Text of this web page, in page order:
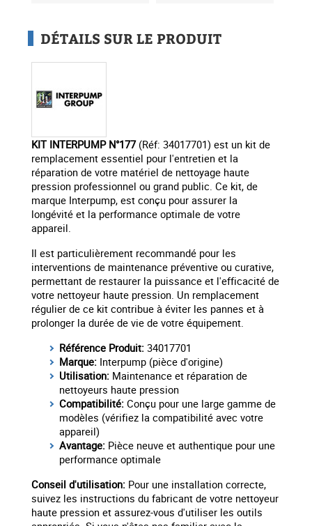
DÉTAILS SUR LE PRODUIT
KIT INTERPUMP N°177(Réf: 34017701) est un kit de
remplacement essentiel pour l'entretien et la
réparation de votre matériel de nettoyage haute
pression professionnel ou grand public. Ce kit, de
marque Interpump, est conçu pour assurer la
longévité et la performance optimale de votre
appareil.
Il est particulièrement recommandé pour les
interventions de maintenance préventive ou curative,
permettant de restaurer la puissance et l'efficacité de
votre nettoyeur haute pression. Un remplacement
régulier de ce kit contribue à éviter les pannes et à
prolonger la durée de vie de votre équipement.
Référence Produit: 34017701
Marque: Interpump (pièce d'origine)
Utilisation: Maintenance et réparation de
nettoyeurs haute pression
Compatibilité: Conçu pour une large gamme de
modèles (vérifiez la compatibilité avec votre
appareil)
Avantage: Pièce neuve et authentique pour une
performance optimale
Conseil d'utilisation: Pour une installation correcte,
suivez les instructions du fabricant de votre nettoyeur
haute pression et assurez-vous d'utiliser les outils